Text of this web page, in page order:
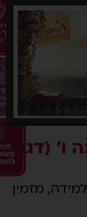
ו' (דגם
מזמין